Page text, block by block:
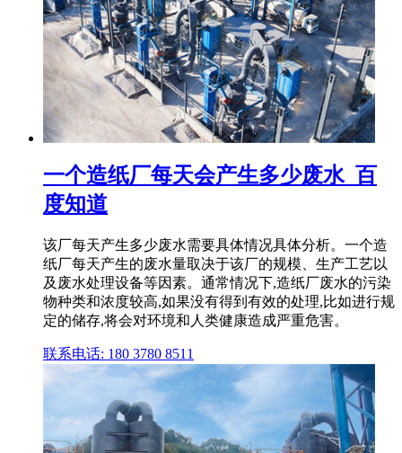
一个造纸厂每天会产生多少废水_百
度知道
该厂每天产生多少废水需要具体情况具体分析。一个造
纸厂每天产生的废水量取决于该厂的规模、生产工艺以
及废水处理设备等因素。通常情况下,造纸厂废水的污染
物种类和浓度较高,如果没有得到有效的处理,比如进行规
定的储存,将会对环境和人类健康造成严重危害。
联系电话: 180 3780 8511